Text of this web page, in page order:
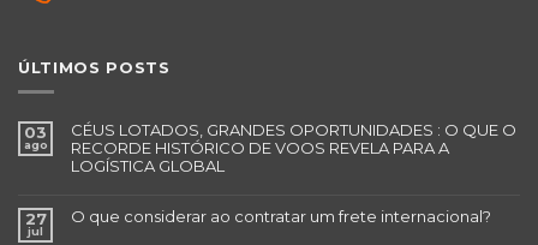
ÚLTIMOS POSTS
03
ago
CÉUS LOTADOS, GRANDES OPORTUNIDADES : O QUE O
RECORDE HISTÓRICO DE VOOS REVELA PARA A
LOGÍSTICA GLOBAL
27
jul
O que considerar ao contratar um frete internacional?